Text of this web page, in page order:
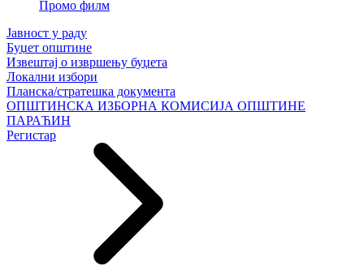
Промо филм
Јавност у раду
Буџет општине
Извештај о извршењу буџета
Локални избори
Планска/стратешка документа
ОПШТИНСКА ИЗБОРНА КОМИСИЈА ОПШТИНЕ
ПАРАЋИН
Регистар